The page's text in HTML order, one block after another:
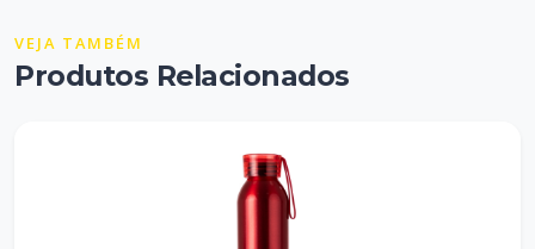
VEJA TAMBÉM
Produtos Relacionados